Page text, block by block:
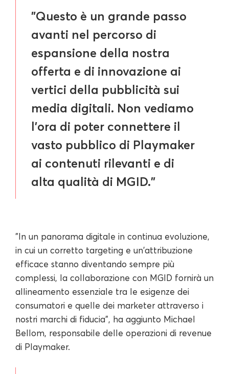
"Questo è un grande passo
avanti nel percorso di
espansione della nostra
offerta e di innovazione ai
vertici della pubblicità sui
media digitali. Non vediamo
l'ora di poter connettere il
vasto pubblico di Playmaker
ai contenuti rilevanti e di
alta qualità di MGID."
"In un panorama digitale in continua evoluzione,
in cui un corretto targeting e un'attribuzione
efficace stanno diventando sempre più
complessi, la collaborazione con MGID fornirà un
allineamento essenziale tra le esigenze dei
consumatori e quelle dei marketer attraverso i
nostri marchi di fiducia", ha aggiunto Michael
Bellom, responsabile delle operazioni di revenue
di Playmaker.